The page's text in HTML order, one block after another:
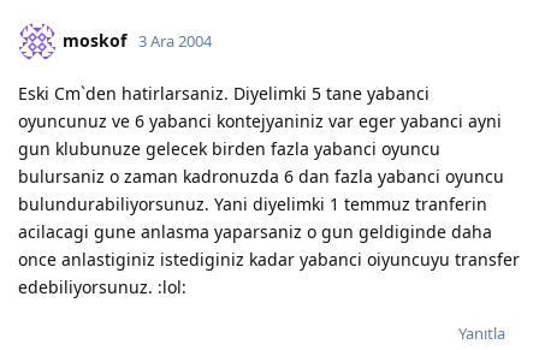
moskof 3 Ara 2004
Eski Cm`den hatirlarsaniz. Diyelimki 5 tane yabanci
oyuncunuz ve 6 yabanci kontejyaniniz var eger yabanci ayni
gun klubunuze gelecek birden fazla yabanci oyuncu
bulursaniz o zaman kadronuzda 6 dan fazla yabanci oyuncu
bulundurabiliyorsunuz. Yani diyelimki 1 temmuz tranferin
acilacagi gune anlasma yaparsaniz o gun geldiginde daha
once anlastiginiz istediginiz kadar yabanci oiyuncuyu transfer
edebiliyorsunuz. :lol:
Yanıtla